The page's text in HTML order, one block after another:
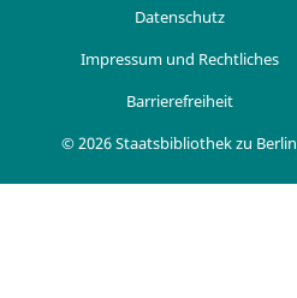
Datenschutz
Impressum und Rechtliches
Barrierefreiheit
© 2026 Staatsbibliothek zu Berlin